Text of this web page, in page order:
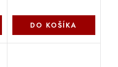
DO KOŠÍKA